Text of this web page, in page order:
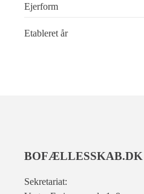
Ejerform
Etableret år
BOFÆLLESSKAB.DK
Sekretariat: